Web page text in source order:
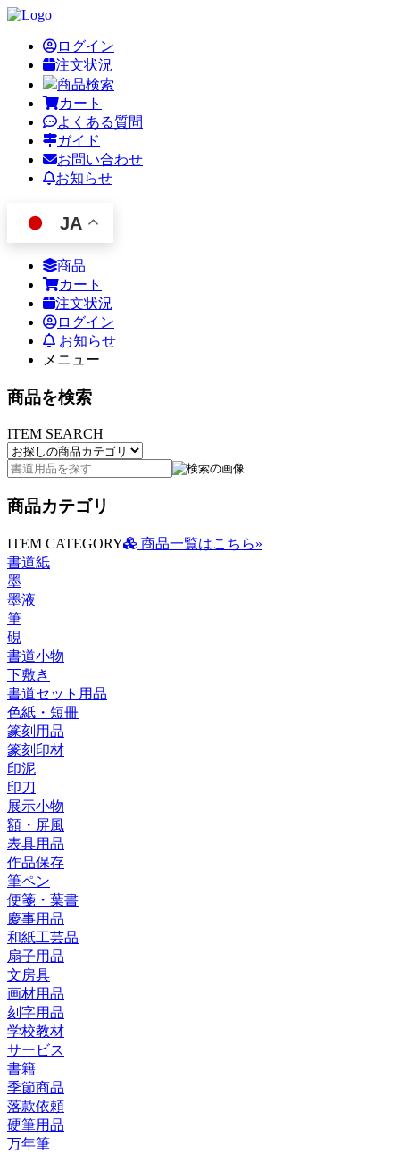
ログイン
注文状況
商品検索
カート
よくある質問
ガイド
お問い合わせ
お知らせ
JA
商品
カート
注文状況
ログイン
お知らせ
メニュー
商品を検索
ITEM SEARCH
商品カテゴリ
ITEM CATEGORY
商品一覧はこちら»
書道紙
墨
墨液
筆
硯
書道小物
下敷き
書道セット用品
色紙・短冊
篆刻用品
篆刻印材
印泥
印刀
展示小物
額・屏風
表具用品
作品保存
筆ペン
便箋・葉書
慶事用品
和紙工芸品
扇子用品
文房具
画材用品
刻字用品
学校教材
サービス
書籍
季節商品
落款依頼
硬筆用品
万年筆